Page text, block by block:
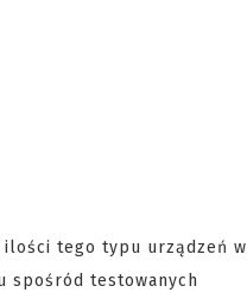
ilości tego typu urządzeń w
spośród testowanych